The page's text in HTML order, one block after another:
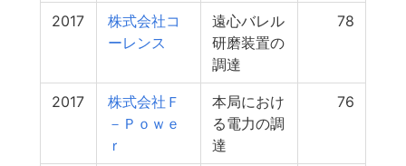
2017
株式会社コ
ーレンス
遠心バレル
研磨装置の
調達
78
2017
株式会社Ｆ
－Ｐｏｗｅ
ｒ
本局におけ
る電力の調
達
76